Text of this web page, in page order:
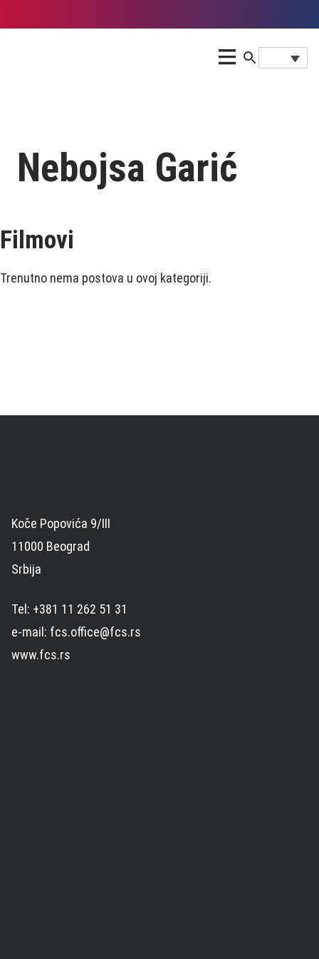
Nebojsa Garić
Filmovi
Trenutno nema postova u ovoj kategoriji.
Koče Popovića 9/III
11000 Beograd
Srbija
Tel: +381 11 262 51 31
e-mail: fcs.office@fcs.rs
www.fcs.rs